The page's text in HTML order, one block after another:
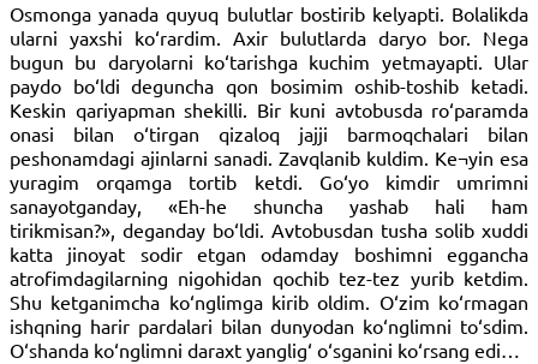
Osmonga yanada quyuq bulutlar bostirib kelyapti. Bolalikda
ularni yaxshi ko‘rardim. Axir bulutlarda daryo bor. Nega
bugun bu daryolarni ko‘tarishga kuchim yetmayapti. Ular
paydo bo‘ldi deguncha qon bosimim oshib-toshib ketadi.
Keskin qariyapman shekilli. Bir kuni avtobusda ro‘paramda
onasi bilan o‘tirgan qizaloq jajji barmoqchalari bilan
peshonamdagi ajinlarni sanadi. Zavqlanib kuldim. Ke¬yin esa
yuragim orqamga tortib ketdi. Go‘yo kimdir umrimni
sanayotganday, «Eh-he shuncha yashab hali ham
tirikmisan?», deganday bo‘ldi. Avtobusdan tusha solib xuddi
katta jinoyat sodir etgan odamday boshimni eggancha
atrofimdagilarning nigohidan qochib tez-tez yurib ketdim.
Shu ketganimcha ko‘nglimga kirib oldim. O‘zim ko‘rmagan
ishqning harir pardalari bilan dunyodan ko‘nglimni to‘sdim.
O‘shanda ko‘nglimni daraxt yanglig‘ o‘sganini ko‘rsang edi…